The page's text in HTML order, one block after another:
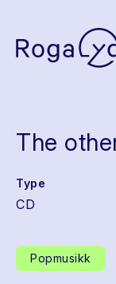
The
Type
CD
Popmusikk